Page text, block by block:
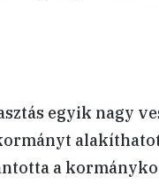
egyik nagy
a